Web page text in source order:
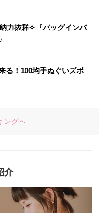
力抜群✧『バッグインバ
る！100均手ぬぐいズボ
ングへ
介